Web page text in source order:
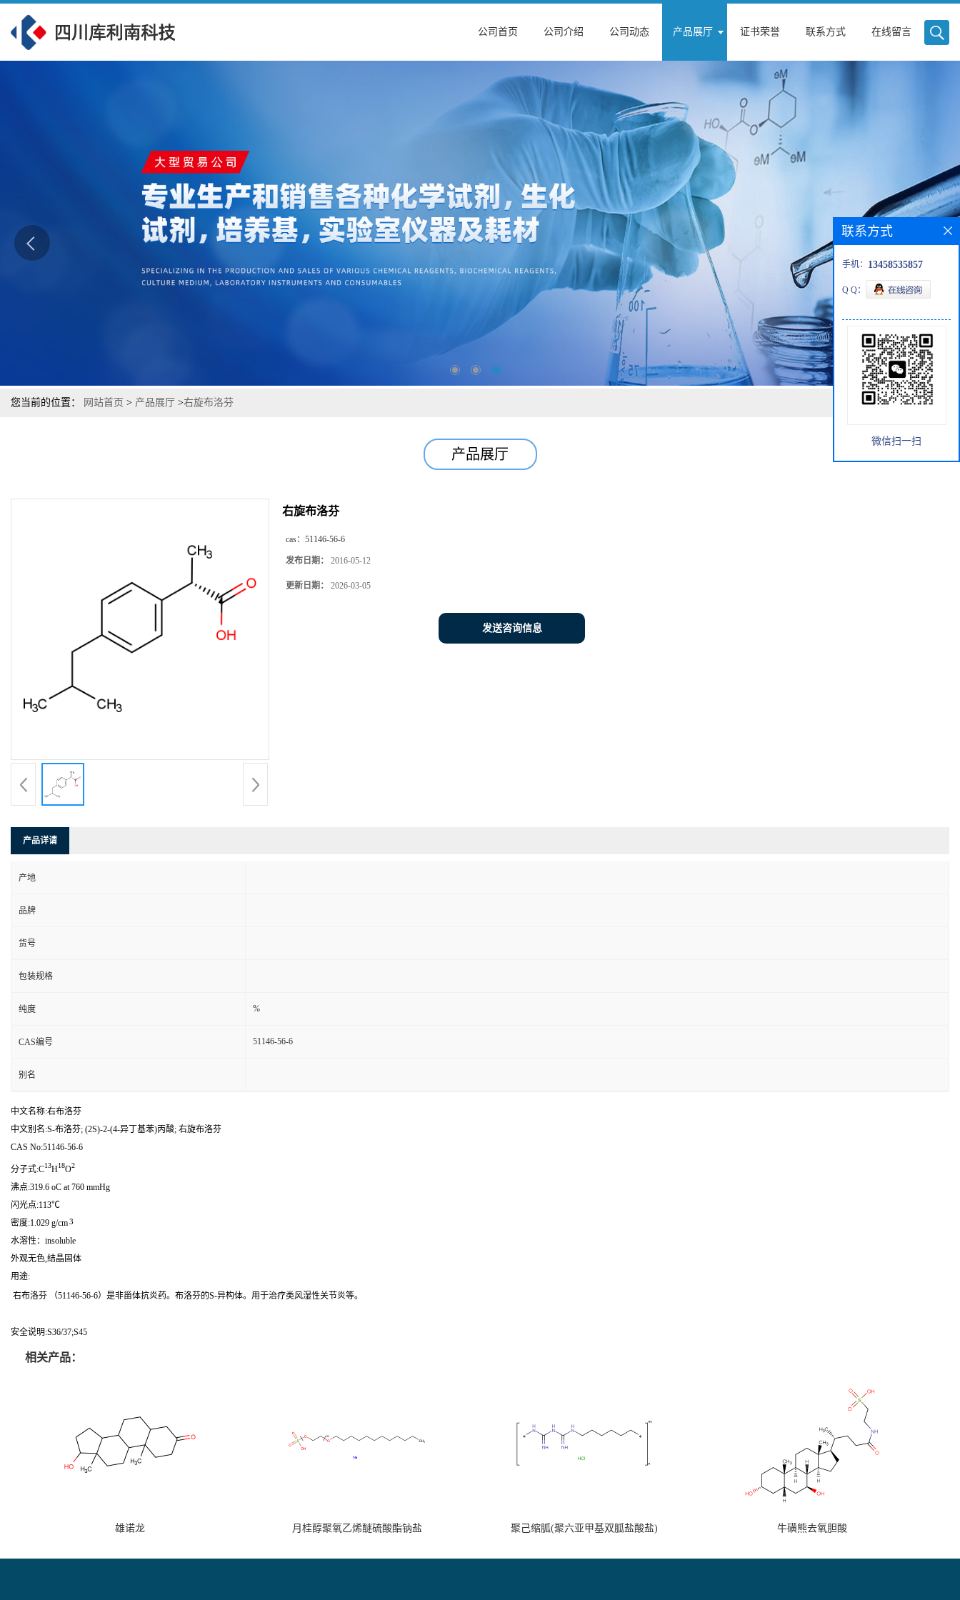
公司首页 公司介绍 公司动态 产品展厅 证书荣誉 联系方式 在线留言
您当前的位置： 网站首页 > 产品展厅 >右旋布洛芬
产品展厅
右旋布洛芬
cas： 51146-56-6
发布日期： 2016-05-12
更新日期： 2026-03-05
发送咨询信息
产品详请
产地
品牌
货号
包装规格
纯度 %
CAS编号 51146-56-6
别名
中文名称:右布洛芬
中文别名:S-布洛芬; (2S)-2-(4-异丁基苯)丙酸; 右旋布洛芬
CAS No:51146-56-6
分子式:C13H18O2
沸点:319.6 oC at 760 mmHg
闪光点:113℃
密度:1.029 g/cm3
水溶性：insoluble
外观无色,结晶固体
用途:
右布洛芬 （51146-56-6）是非甾体抗炎药。布洛芬的S-异构体。用于治疗类风湿性关节炎等。
安全说明:S36/37;S45
相关产品：
雄诺龙 月桂醇聚氧乙烯醚硫酸酯钠盐 聚己缩胍(聚六亚甲基双胍盐酸盐) 牛磺熊去氧胆酸
联系方式
手机： 13458535857
Q Q：
微信扫一扫